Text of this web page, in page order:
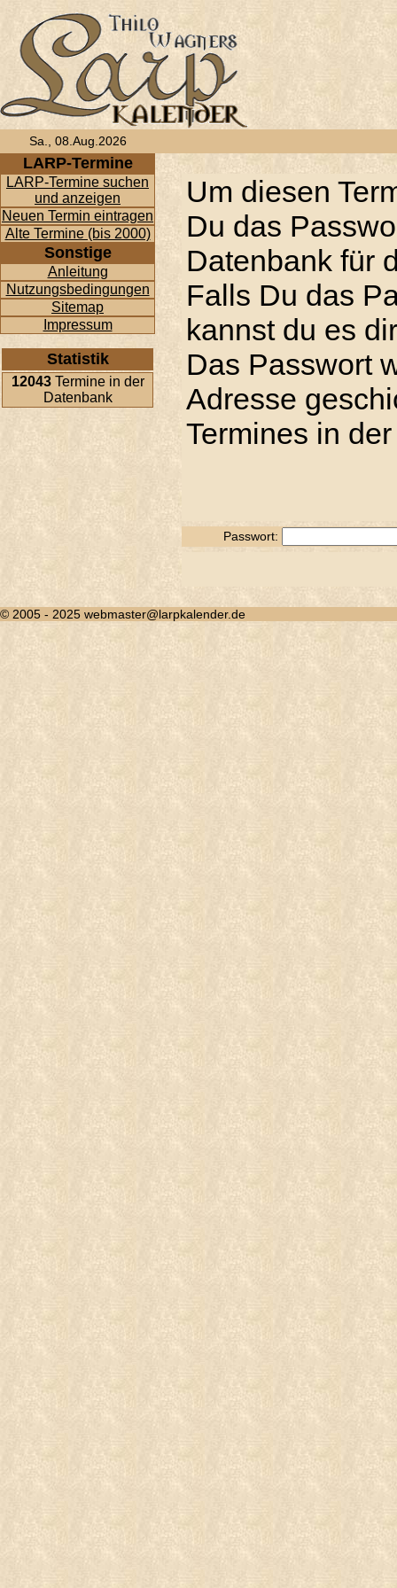
Sa., 08.Aug.2026
LARP-Termine
LARP-Termine suchen
und anzeigen
Neuen Termin eintragen
Alte Termine (bis 2000)
Sonstige
Anleitung
Nutzungsbedingungen
Sitemap
Impressum
Statistik
12043Termine in der
Datenbank
Um diesen
Du das
Datenbank für
Falls Du das
kannst du es
Das Passwort
Adresse
Termines in
Passwort:
© 2005 - 2025 webmaster@larpkalender.de